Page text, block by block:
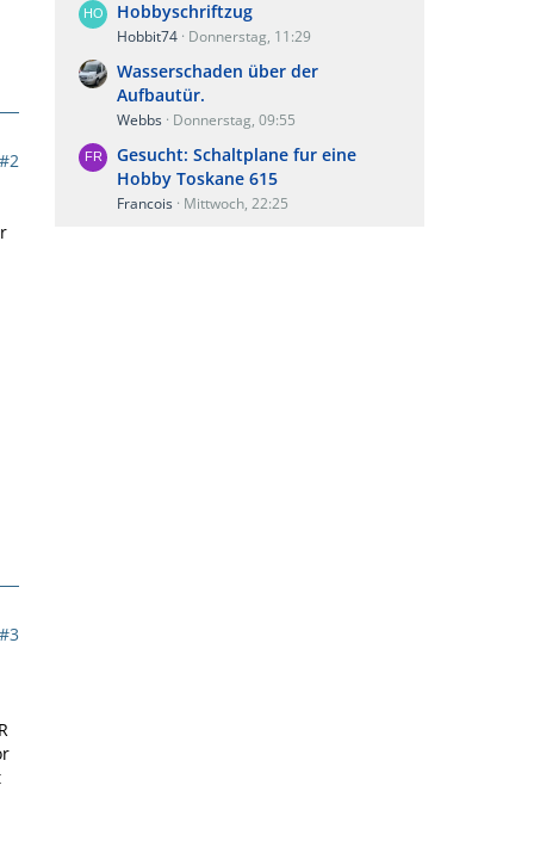
#2
#3
Hobbyschriftzug
Hobbit74 Donnerstag, 11:29
Wasserschaden über der
Aufbautür.
Webbs Donnerstag, 09:55
Gesucht: Schaltplane fur eine
Hobby Toskane 615
Francois Mittwoch, 22:25